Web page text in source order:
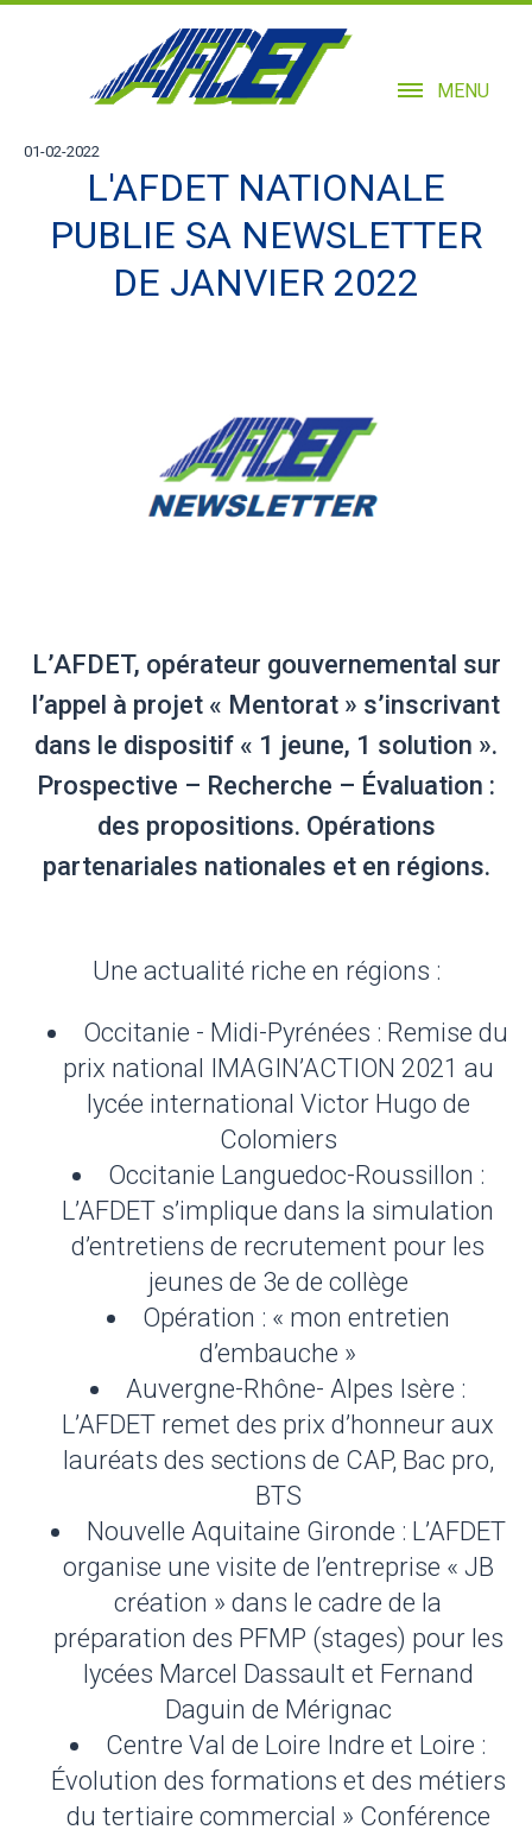
MENU
01-02-2022
L'AFDET NATIONALE
PUBLIE SA NEWSLETTER
DE JANVIER 2022
L’AFDET, opérateur gouvernemental sur
l’appel à projet « Mentorat » s’inscrivant
dans le dispositif « 1 jeune, 1 solution ».
Prospective – Recherche – Évaluation :
des propositions. Opérations
partenariales nationales et en régions.
Une actualité riche en régions :
Occitanie - Midi-Pyrénées : Remise du
prix national IMAGIN’ACTION 2021 au
lycée international Victor Hugo de
Colomiers
Occitanie Languedoc-Roussillon :
L’AFDET s’implique dans la simulation
d’entretiens de recrutement pour les
jeunes de 3e de collège
Opération : « mon entretien
d’embauche »
Auvergne-Rhône- Alpes Isère :
L’AFDET remet des prix d’honneur aux
lauréats des sections de CAP, Bac pro,
BTS
Nouvelle Aquitaine Gironde : L’AFDET
organise une visite de l’entreprise « JB
création » dans le cadre de la
préparation des PFMP (stages) pour les
lycées Marcel Dassault et Fernand
Daguin de Mérignac
Centre Val de Loire Indre et Loire :
Évolution des formations et des métiers
du tertiaire commercial » Conférence